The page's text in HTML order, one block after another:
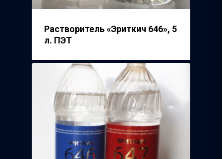
Растворитель «Эриткич 646», 5
л. ПЭТ